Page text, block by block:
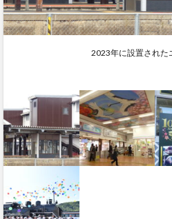
2023年に設置された